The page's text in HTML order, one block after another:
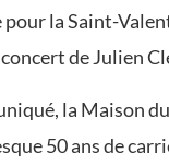
la Saint-
de Julien
la Maison
50 ans de